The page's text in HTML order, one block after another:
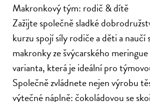
Kurzy
Partneři
Kontakt
Makronkový tým: rodič & dítě
Zažijte společně sladké
kurzu spojí síly rodiče a děti a naučí
makronky ze švýcarského
varianta, která je ideální pro
Společně zvládnete nejen výrobu
výtečné náplně: čokoládovou se